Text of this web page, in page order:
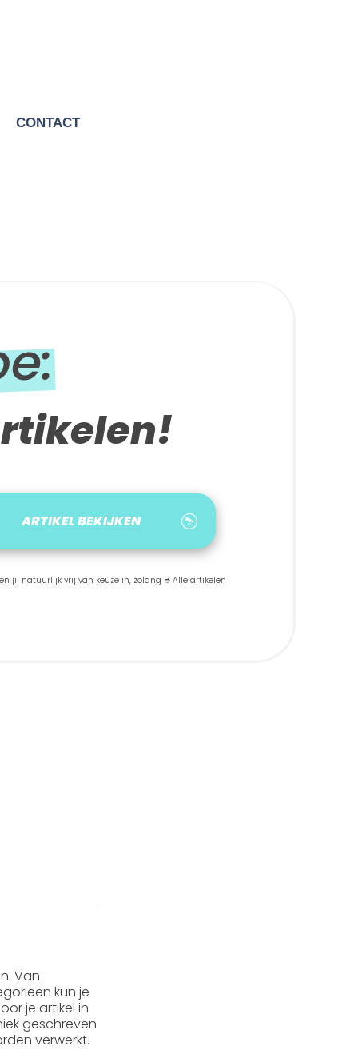
CONTACT
ARTIKEL BEKIJKEN
jij natuurlijk vrij van keuze in, zolang ➮ Alle artikelen
Van
kun je
je artikel in
geschreven
verwerkt.